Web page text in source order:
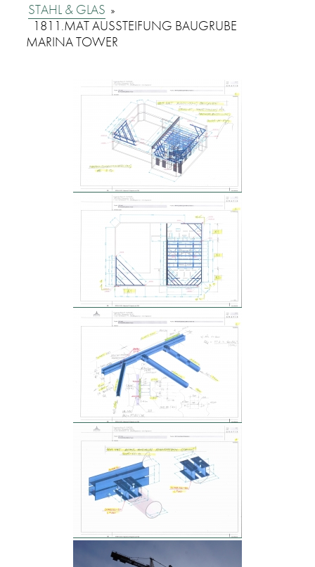
STAHL & GLAS »
1811.MAT AUSSTEIFUNG BAUGRUBE
MARINA TOWER